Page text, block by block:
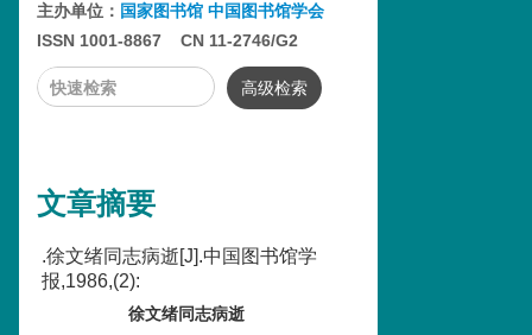
主办单位： 国家图书馆 中国图书馆学会
ISSN 1001-8867 CN 11-2746/G2
高级检索
文章摘要
.徐文绪同志病逝[J].中国图书馆学
报,1986,(2):
徐文绪同志病逝